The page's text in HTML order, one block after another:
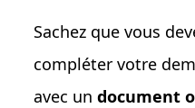
Sachez que vous
compléter votre
avec undocument